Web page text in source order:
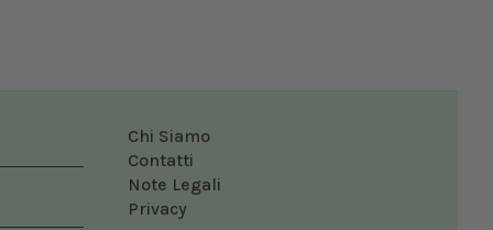
Chi Siamo
Contatti
Note Legali
Privacy